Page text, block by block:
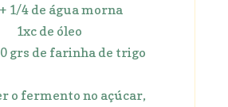
+ 1/4 de água morna
1xc de óleo
grs de farinha de trigo
o fermento no açúcar,